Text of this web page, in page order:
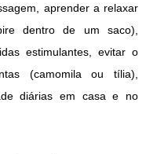
aprender a relaxar
dentro de um saco),
estimulantes, evitar o
(camomila ou tília),
diárias em casa e no